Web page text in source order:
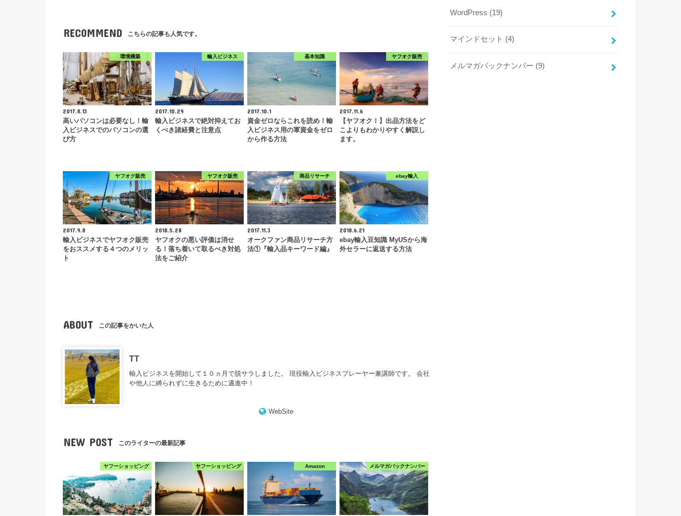
RECOMMEND こちらの記事も人気です。
環境構築
2017.8.13
高いパソコンは必要なし！輸
入ビジネスでのパソコンの選
び方
輸入ビジネス
2017.10.29
輸入ビジネスで絶対抑えてお
くべき諸経費と注意点
基本知識
2017.10.1
資金ゼロならこれを読め！輸
入ビジネス用の軍資金をゼロ
から作る方法
ヤフオク販売
2017.11.6
【ヤフオク！】出品方法をど
こよりもわかりやすく解説し
ます。
ヤフオク販売
2017.9.8
輸入ビジネスでヤフオク販売
をおススメする４つのメリッ
ト
ヤフオク販売
2018.5.28
ヤフオクの悪い評価は消せ
る！落ち着いて取るべき対処
法をご紹介
商品リサーチ
2017.11.3
オークファン商品リサーチ方
法①『輸入品キーワード編』
ebay輸入
2018.6.21
ebay輸入豆知識 MyUSから海
外セラーに返送する方法
ABOUT この記事をかいた人
TT
輸入ビジネスを開始して１０ヵ月で脱サラしました。 現役輸入ビジネスプレーヤー兼講師です。 会社
や他人に縛られずに生きるために邁進中！
WebSite
NEW POST このライターの最新記事
ヤフーショッピング ヤフーショッピング Amazon メルマガバックナンバー
WordPress (19)
マインドセット (4)
メルマガバックナンバー (9)